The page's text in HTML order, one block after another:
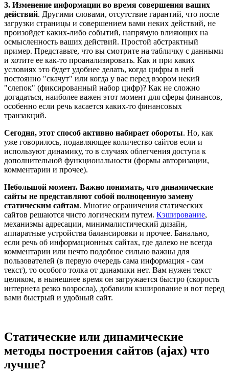
3. Изменение информации во время совершения ваших
действий. Другими словами, отсутствие гарантий, что после
загрузки страницы и совершением вами неких действий, не
произойдет каких-либо событий, напрямую влияющих на
осмысленность ваших действий. Простой абстрактный
пример. Представьте, что вы смотрите на табличку с данными
и хотите ее как-то проанализировать. Как и при каких
условиях это будет удобнее делать, когда цифры в ней
постоянно "скачут" или когда у вас перед взором некий
"слепок" (фиксированный набор цифр)? Как не сложно
догадаться, наиболее важен этот момент для сферы финансов,
особенно если речь касается каких-то финансовых
транзакций.
Сегодня, этот способ активно набирает обороты. Но, как
уже говорилось, подавляющее количество сайтов если и
используют динамику, то в случаях облегчения доступа к
дополнительной функциональности (формы авторизации,
комментарии и прочее).
Небольшой момент. Важно понимать, что динамические
сайты не представляют собой полноценную замену
статическим сайтам. Многие ограничения статических
сайтов решаются чисто логическим путем. Кэширование,
механизмы адресации, минималистический дизайн,
аппаратные устройства балансировки и прочее. Банально,
если речь об информационных сайтах, где далеко не всегда
комментарии или нечто подобное сильно важны для
пользователей (в первую очередь сама информация - сам
текст), то особого толка от динамики нет. Вам нужен текст
целиком, в нынешнее время он загружается быстро (скорость
интернета резко возросла), добавили кэширование и вот перед
вами быстрый и удобный сайт.
Статические или динамические
методы построения сайтов (ajax) что
лучше?